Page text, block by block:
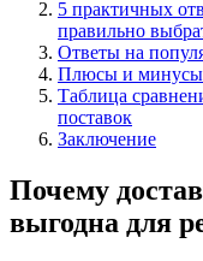
5 практичных
правильно
Ответы на
Плюсы и минусы
Таблица
поставок
Заключение
Почему
выгодна для